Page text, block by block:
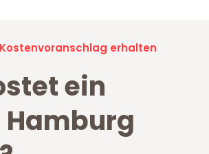
erhalten
ein
Hamburg